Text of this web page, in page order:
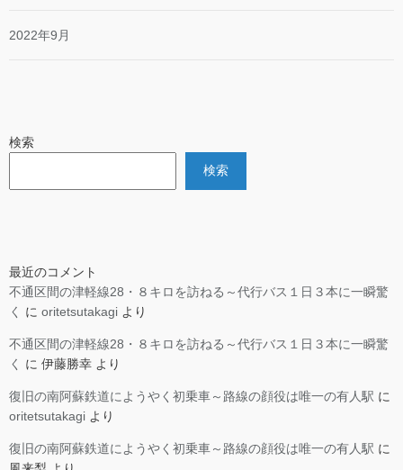
2022年9月
検索
検索
最近のコメント
不通区間の津軽線28・８キロを訪ねる～代行バス１日３本に一瞬驚
く
に oritetsutakagi より
不通区間の津軽線28・８キロを訪ねる～代行バス１日３本に一瞬驚
く
に 伊藤勝幸 より
復旧の南阿蘇鉄道にようやく初乗車～路線の顔役は唯一の有人駅 に
oritetsutakagi より
復旧の南阿蘇鉄道にようやく初乗車～路線の顔役は唯一の有人駅 に